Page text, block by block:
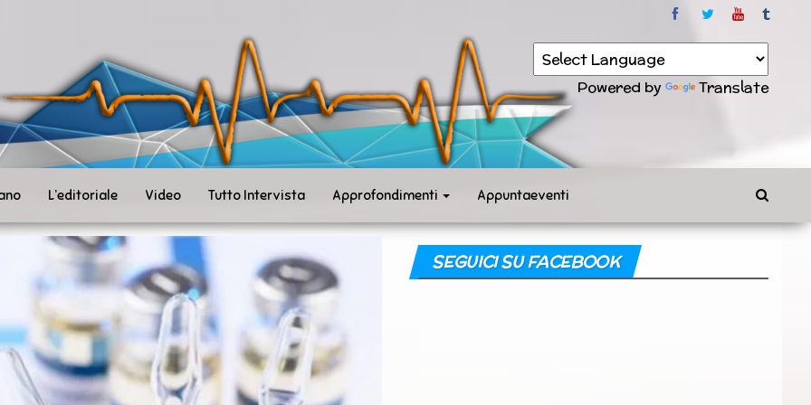
Powered by Translate
L’editoriale Video Tutto Intervista Approfondimenti Appuntaeventi
SEGUICI SU FACEBOOK